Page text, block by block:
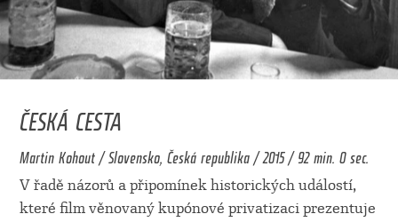
ČESKÁ CESTA
Martin Kohout / Slovensko, Česká republika / 2015 / 92 min. 0 sec.
V řadě názorů a připomínek historických událostí,
které film věnovaný kupónové privatizaci prezentuje